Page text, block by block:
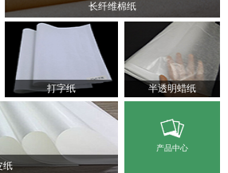
长纤维棉纸
打字纸 半透明蜡纸
纸
产品中心